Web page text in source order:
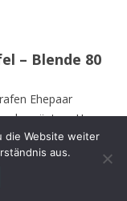
– Blende 80
Ehepaar
begrüntem Haus
Teich, kleinen
hohen
Bäume sind
die Website weiter
aus.